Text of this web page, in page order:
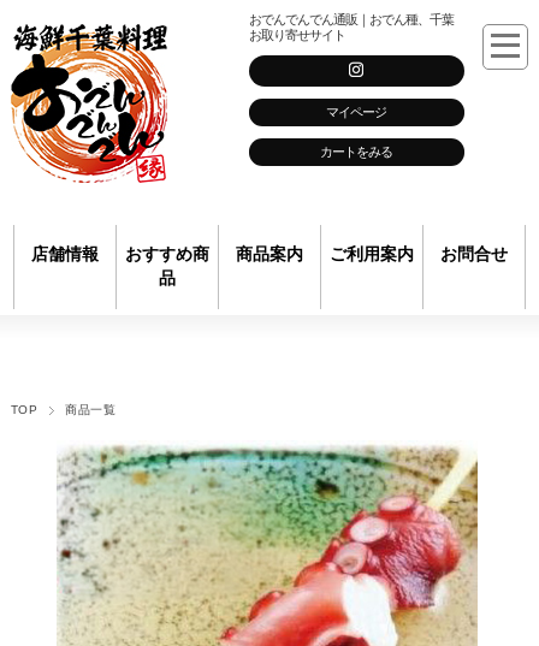
おでんでんでん通販｜おでん種、千葉
お取り寄せサイト
マイページ
カートをみる
店舗情報
おすすめ商
品
商品案内 ご利用案内 お問合せ
TOP 商品一覧